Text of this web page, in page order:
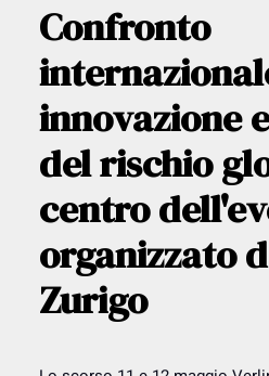
Confronto
innovazione
del rischio
centro
organizzato
Zurigo